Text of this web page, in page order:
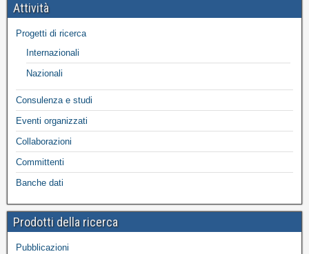
Attività
Progetti di ricerca
Internazionali
Nazionali
Consulenza e studi
Eventi organizzati
Collaborazioni
Committenti
Banche dati
Prodotti della ricerca
Pubblicazioni